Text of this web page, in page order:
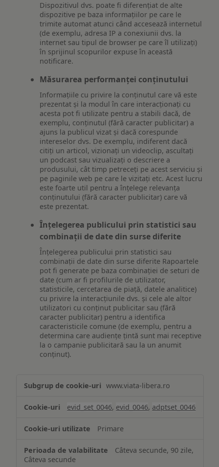
Dispozitivul dvs. poate fi diferențiat de alte
dispozitive pe baza informațiilor pe care le
trimite automat atunci când accesează internetul
(de exemplu, adresa IP a conexiunii dvs. la
internet sau tipul de browser pe care îl utilizați)
în sprijinul scopurilor expuse în această
notificare.
Măsurarea performanței conținutului
Informațiile cu privire la conținutul care vă este
prezentat și la modul în care interacționați cu
acesta pot fi utilizate pentru a stabili dacă, de
exemplu, conținutul (fără caracter publicitar) a
ajuns la publicul vizat și dacă corespunde
intereselor dvs. De exemplu, indiferent dacă
citiți un articol, vizionați un videoclip, ascultați
un podcast sau vizualizați o descriere a
produsului, cât timp petreceți pe acest serviciu și
pe paginile web pe care le vizitați etc. Acest lucru
este foarte util pentru a înțelege relevanța
conținutului (fără caracter publicitar) care vă
este prezentat.
Înțelegerea publicului prin statistici sau
combinații de date din surse diferite
Înțelegerea publicului prin statistici sau
combinații de date din surse diferite Rapoartele
pot fi generate pe baza combinației de seturi de
date (cum ar fi profilurile de utilizator,
statisticile, cercetarea de piață, datele analitice)
cu privire la interacțiunile dvs. și cele ale altor
utilizatori cu conținut publicitar sau (fără
caracter publicitar) pentru a identifica
caracteristicile comune (de exemplu, pentru a
determina care audiențe țintă sunt mai receptive
la o campanie publicitară sau la un anumit
conținut).
www.viata-libera.ro
evid_set_0046, evid_0046, adptset_0046
Primare
Câteva secunde, 90 zile,
Câteva secunde